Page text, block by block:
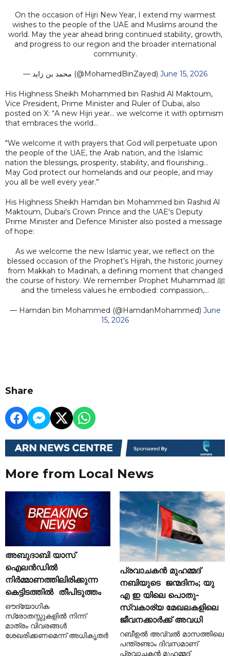
On the occasion of Hijri New Year, I extend my warmest
wishes to the people of the UAE and Muslims around the
world. May the year ahead bring continued stability, growth,
and progress to our region and the broader international
community.
— محمد بن زايد (@MohamedBinZayed) June 15, 2026
His Highness Sheikh Mohammed bin Rashid Al Maktoum,
Vice President, Prime Minister and Ruler of Dubai, also
posted on X: “A new Hijri year… we welcome it with optimism
that embraces the world…
"We welcome it with prayers that God will perpetuate upon
the people of the UAE, the Arab nation, and the Islamic
nation the blessings, prosperity, stability, and flourishing…
May God protect our homelands and our people, and may
you all be well every year.”
His Highness Sheikh Hamdan bin Mohammed bin Rashid Al
Maktoum, Dubai's Crown Prince and the UAE's Deputy
Prime Minister and Defence Minister also posted a message
of hope:
As we welcome the new Islamic year, we reflect on the
blessed occasion of the Prophet’s Hijrah, the historic journey
from Makkah to Madinah, a defining moment that changed
the course of history. We remember Prophet Muhammad ﷺ
and the timeless values he embodied: compassion,…
— Hamdan bin Mohammed (@HamdanMohammed) June
15, 2026
Share
More from Local News
അബുദാബി യാസ്
ഐലൻഡിൽ
നിർമ്മാണത്തിലിരിക്കുന്ന
കെട്ടിടത്തിൽ തീപിടുത്തം
ഔദ്യോഗിക
സ്രോതസ്സുകളിൽ നിന്ന്
മാത്രം വിവരങ്ങൾ
ശേഖരിക്കണമെന്ന് അധികൃതർ
പ്രവാചകൻ മുഹമ്മദ്
നബിയുടെ ജന്മദിനം; യു
എ ഇ യിലെ പൊതു-
സ്വകാര്യ മേഖലകളിലെ
ജീവനക്കാർക്ക് അവധി
റബീഉൽ അവ്വൽ മാസത്തിലെ
പന്ത്രണ്ടാം ദിവസമാണ്
പ്രവാചകൻ മുഹമ്മദ്